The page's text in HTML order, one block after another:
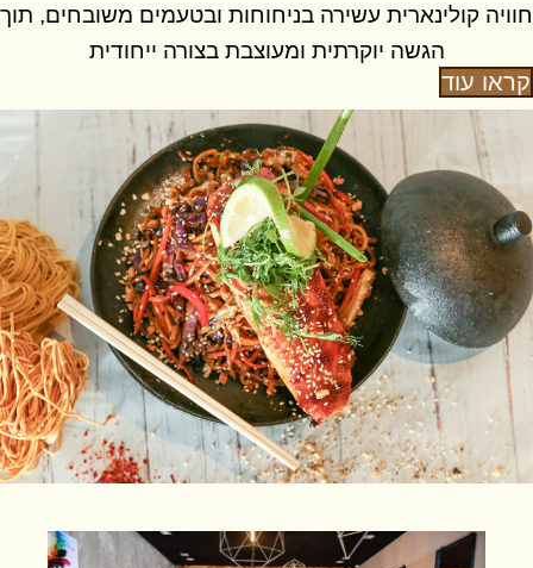
חוויה קולינארית עשירה בניחוחות ובטעמים משובחים, תוך
הגשה יוקרתית ומעוצבת בצורה ייחודית
קראו עוד